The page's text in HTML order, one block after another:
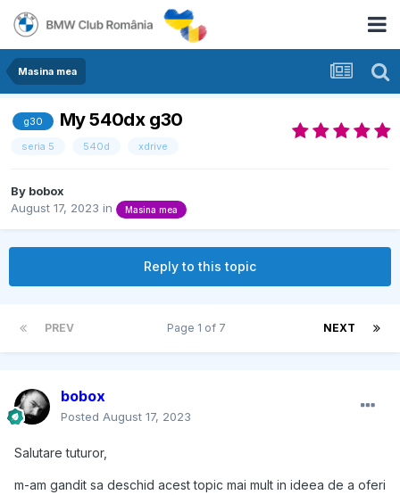
Masina mea
g30 My 540dx g30
seria 5 540d xdrive
By bobox
August 17, 2023 in Masina mea
Reply to this topic
PREV NEXT
Page 1 of 7
bobox
Posted August 17, 2023
Salutare tuturor,
m-am gandit sa deschid acest topic mai mult in ideea de a oferi